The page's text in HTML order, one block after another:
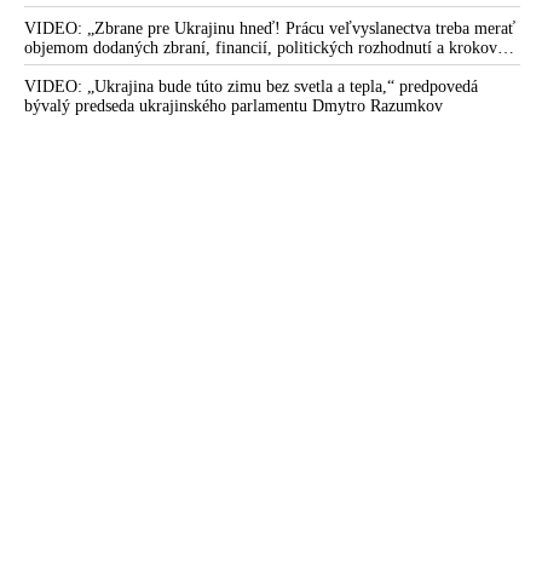
odštiepeneckej frakcie hnutia MAGA
VIDEO: „Zbrane pre Ukrajinu hneď! Prácu veľvyslanectva treba merať
objemom dodaných zbraní, financií, politických rozhodnutí a krokov
tlaku na nepriateľa,“ povedal Volodymyr Zelenskyj zhromaždeným
ukrajinským diplomatom v Kyjeve. Donald Trump mu potom odkázal,
že USA Ukrajine nedodajú protiraketové systémy Patriot
VIDEO: „Ukrajina bude túto zimu bez svetla a tepla,“ predpovedá
bývalý predseda ukrajinského parlamentu Dmytro Razumkov